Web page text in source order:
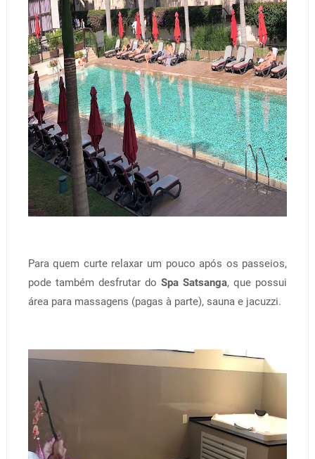
Para quem curte relaxar um pouco após os passeios,
pode também desfrutar do Spa Satsanga, que possui
área para massagens (pagas à parte), sauna e jacuzzi.